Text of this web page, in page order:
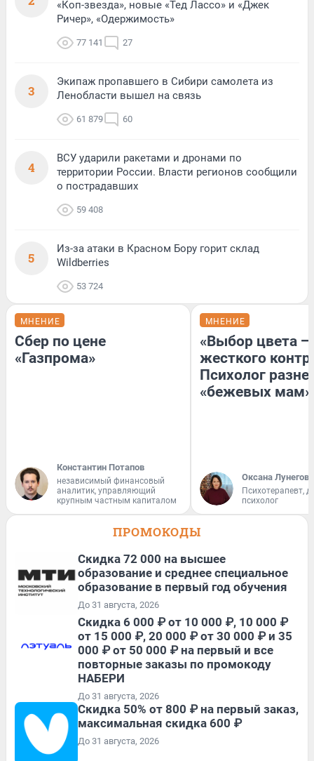
«Коп-звезда», новые «Тед Лассо» и «Джек
Ричер», «Одержимость»
77 141 27
3
Экипаж пропавшего в Сибири самолета из
Ленобласти вышел на связь
61 879 60
4
ВСУ ударили ракетами и дронами по
территории России. Власти регионов сообщили
о пострадавших
59 408
5
Из-за атаки в Красном Бору горит склад
Wildberries
53 724
МНЕНИЕ
Сбер по цене
«Газпрома»
Константин Потапов
независимый финансовый
аналитик, управляющий
крупным частным капиталом
МНЕНИЕ
«Выбор цвета —
жесткого
Психолог
«бежевых мам»
Оксана Лунегова
Психотерапевт,
психолог
ПРОМОКОДЫ
Скидка 72 000 на высшее
образование и среднее специальное
образование в первый год обучения
До 31 августа, 2026
Скидка 6 000 ₽ от 10 000 ₽, 10 000 ₽
от 15 000 ₽, 20 000 ₽ от 30 000 ₽ и 35
000 ₽ от 50 000 ₽ на первый и все
повторные заказы по промокоду
НАБЕРИ
До 31 августа, 2026
Скидка 50% от 800 ₽ на первый заказ,
максимальная скидка 600 ₽
До 31 августа, 2026